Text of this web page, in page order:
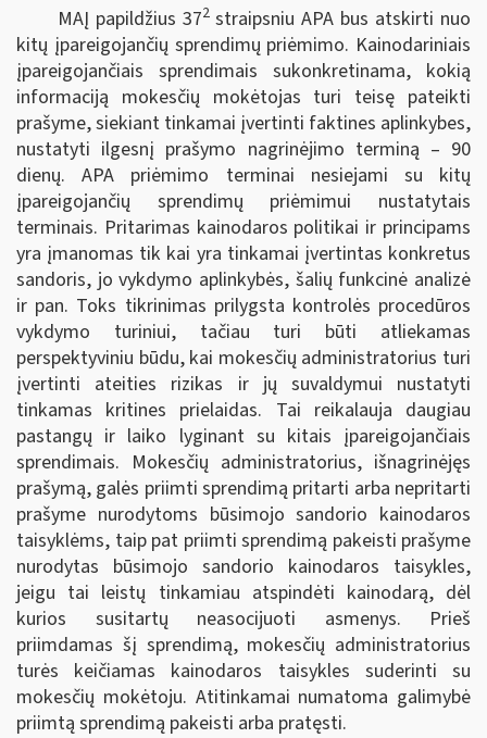
MAĮ papildžius 372straipsniu APA bus atskirti nuo
kitų įpareigojančių sprendimų priėmimo. Kainodariniais
įpareigojančiais sprendimais sukonkretinama, kokią
informaciją mokesčių mokėtojas turi teisę pateikti
prašyme, siekiant tinkamai įvertinti faktines aplinkybes,
nustatyti ilgesnį prašymo nagrinėjimo terminą – 90
dienų. APA priėmimo terminai nesiejami su kitų
įpareigojančių sprendimų priėmimui nustatytais
terminais. Pritarimas kainodaros politikai ir principams
yra įmanomas tik kai yra tinkamai įvertintas konkretus
sandoris, jo vykdymo aplinkybės, šalių funkcinė analizė
ir pan. Toks tikrinimas prilygsta kontrolės procedūros
vykdymo turiniui, tačiau turi būti atliekamas
perspektyviniu būdu, kai mokesčių administratorius turi
įvertinti ateities rizikas ir jų suvaldymui nustatyti
tinkamas kritines prielaidas. Tai reikalauja daugiau
pastangų ir laiko lyginant su kitais įpareigojančiais
sprendimais. Mokesčių administratorius, išnagrinėjęs
prašymą, galės priimti sprendimą pritarti arba nepritarti
prašyme nurodytoms būsimojo sandorio kainodaros
taisyklėms, taip pat priimti sprendimą pakeisti prašyme
nurodytas būsimojo sandorio kainodaros taisykles,
jeigu tai leistų tinkamiau atspindėti kainodarą, dėl
kurios susitartų neasocijuoti asmenys. Prieš
priimdamas šį sprendimą, mokesčių administratorius
turės keičiamas kainodaros taisykles suderinti su
mokesčių mokėtoju. Atitinkamai numatoma galimybė
priimtą sprendimą pakeisti arba pratęsti.